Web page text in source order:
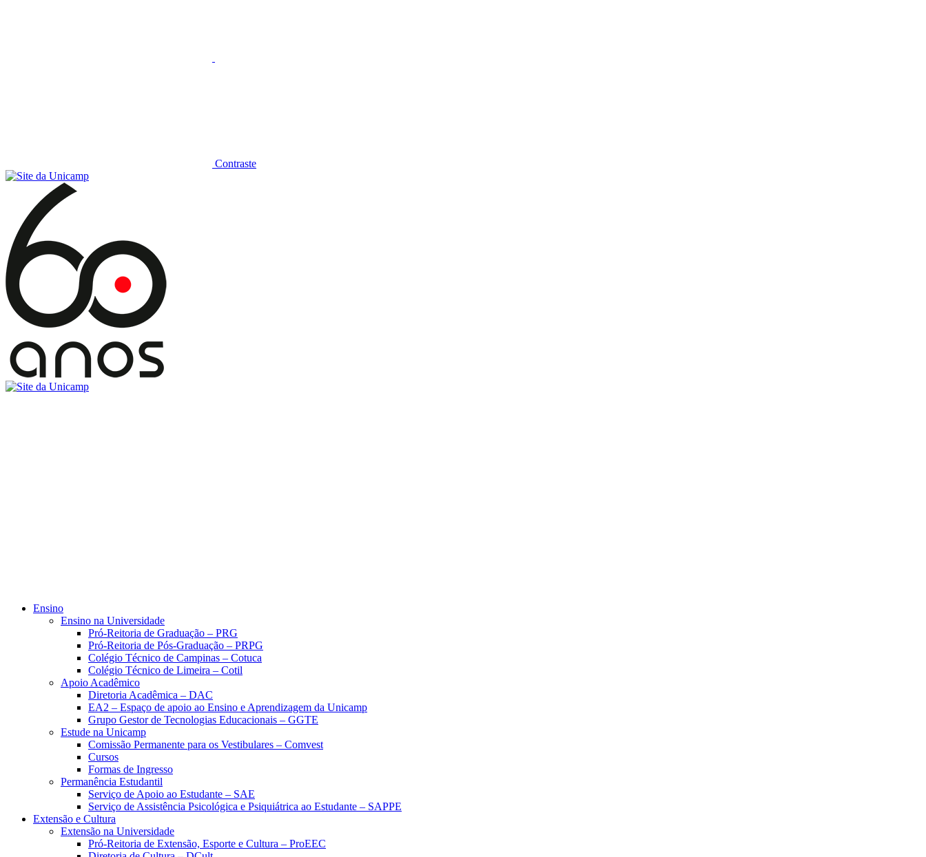
Contraste
Ensino
Ensino na Universidade
Pró-Reitoria de Graduação – PRG
Pró-Reitoria de Pós-Graduação – PRPG
Colégio Técnico de Campinas – Cotuca
Colégio Técnico de Limeira – Cotil
Apoio Acadêmico
Diretoria Acadêmica – DAC
EA2 – Espaço de apoio ao Ensino e Aprendizagem da Unicamp
Grupo Gestor de Tecnologias Educacionais – GGTE
Estude na Unicamp
Comissão Permanente para os Vestibulares – Comvest
Cursos
Formas de Ingresso
Permanência Estudantil
Serviço de Apoio ao Estudante – SAE
Serviço de Assistência Psicológica e Psiquiátrica ao Estudante – SAPPE
Extensão e Cultura
Extensão na Universidade
Pró-Reitoria de Extensão, Esporte e Cultura – ProEEC